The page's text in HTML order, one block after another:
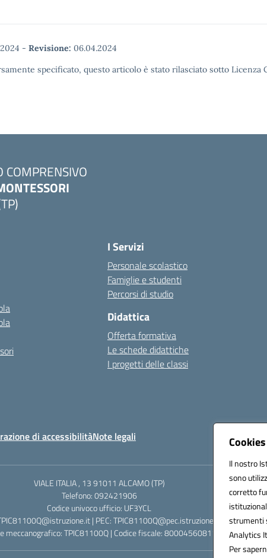
Il nostro
sono
corretto
strumenti
Analytics
Per
- Revisione: 06.04.2024
specificato, questo articolo è stato rilasciato sotto
COMPRENSIVO
I Servizi
Personale scolastico
Famiglie e studenti
Percorsi di studio
Didattica
Offerta formativa
Le schede didattiche
I progetti delle classi
di accessibilitàNote legali
VIALE ITALIA , 13 91011 ALCAMO (TP)
Telefono: 092421906
Codice univoco ufficio: UF3YCL
| PEC: TPIC81100Q@pec.istruzione.it
meccanografico: TPIC81100Q | Codice fiscale: 80004560811